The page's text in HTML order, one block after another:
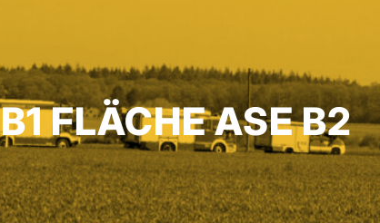
B1 FLÄCHE ASE B2